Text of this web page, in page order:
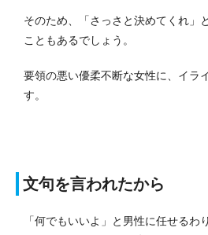
そのため、「さっさと決めてくれ」
こともあるでしょう。
要領の悪い優柔不断な女性に、イラ
す。
文句を言われたから
「何でもいいよ」と男性に任せるわ